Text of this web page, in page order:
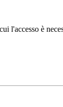
l'accesso è